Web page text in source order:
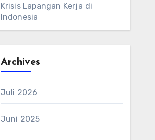
Krisis Lapangan Kerja di
Indonesia
Archives
Juli 2026
Juni 2025